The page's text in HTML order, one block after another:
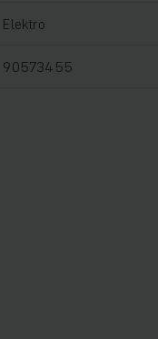
Elektro
90573455